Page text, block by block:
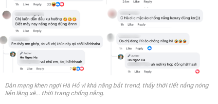
Dân mạng khen ngợi Hà Hồ vì khả năng bắt trend, thấy thời tiết nắng nóng
liền lăng xê... thời trang chống nắng.